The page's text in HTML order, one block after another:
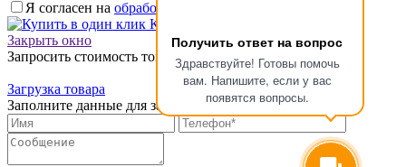
Получить ответ на вопрос
Здравствуйте! Готовы помочь
вам. Напишите, если у вас
появятся вопросы.
Я согласен на обработку персональных данных.
Купить в один клик
Закрыть окно
Запросить стоимость товара
Загрузка товара
Заполните данные для запроса цены